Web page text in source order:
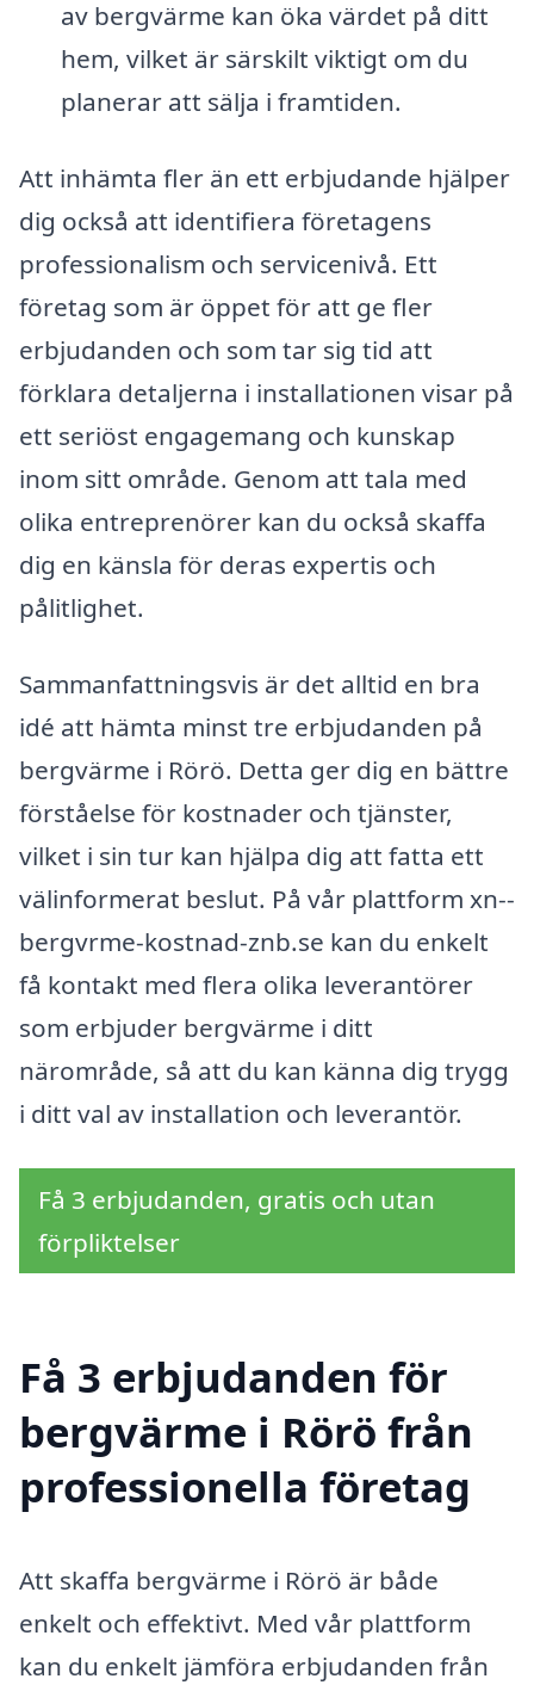
av bergvärme kan öka värdet på ditt
hem, vilket är särskilt viktigt om du
planerar att sälja i framtiden.
Att inhämta fler än ett erbjudande hjälper
dig också att identifiera företagens
professionalism och servicenivå. Ett
företag som är öppet för att ge fler
erbjudanden och som tar sig tid att
förklara detaljerna i installationen visar på
ett seriöst engagemang och kunskap
inom sitt område. Genom att tala med
olika entreprenörer kan du också skaffa
dig en känsla för deras expertis och
pålitlighet.
Sammanfattningsvis är det alltid en bra
idé att hämta minst tre erbjudanden på
bergvärme i Rörö. Detta ger dig en bättre
förståelse för kostnader och tjänster,
vilket i sin tur kan hjälpa dig att fatta ett
välinformerat beslut. På vår plattform xn--
bergvrme-kostnad-znb.se kan du enkelt
få kontakt med flera olika leverantörer
som erbjuder bergvärme i ditt
närområde, så att du kan känna dig trygg
i ditt val av installation och leverantör.
Få 3 erbjudanden, gratis och utan
förpliktelser
Få 3 erbjudanden för
bergvärme i Rörö från
professionella företag
Att skaffa bergvärme i Rörö är både
enkelt och effektivt. Med vår plattform
kan du enkelt jämföra erbjudanden från